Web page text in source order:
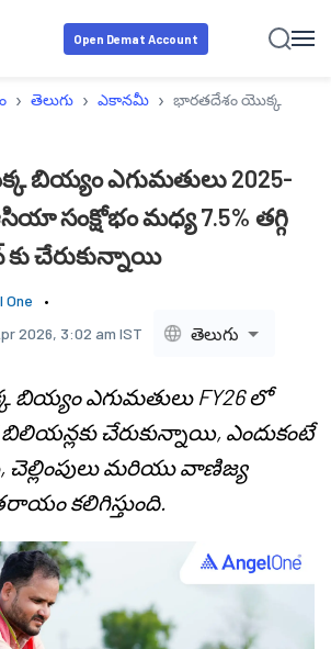
Open Demat Account
› తెలుగు › ఎకానమీ › భారతదేశం యొక్క బియ్యం
బియ్యం ఎగుమతులు 2025-
సంక్షోభం మధ్య 7.5% తగ్గి
కు చేరుకున్నాయి
One
2026, 3:02 am IST తెలుగు
ఎగుమతులు FY26 లో
బిలియన్లకు చేరుకున్నాయి, ఎందుకంటే
మరియు వాణిజ్య
కలిగిస్తుంది.